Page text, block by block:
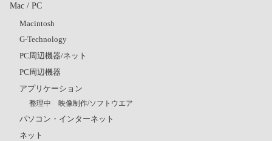
Mac / PC
Macintosh
G-Technology
PC周辺機器/ネット
PC周辺機器
アプリケーション
整理中 映像制作/ソフトウエア
パソコン・インターネット
ネット